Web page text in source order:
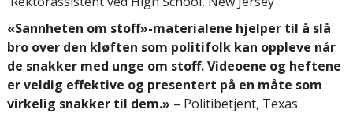
«Sannheten om stoff»-materialene hjelper til å slå
bro over den kløften som politifolk kan oppleve når
de snakker med unge om stoff. Videoene og heftene
er veldig effektive og presentert på en måte som
virkelig snakker til dem.» – Politibetjent, Texas